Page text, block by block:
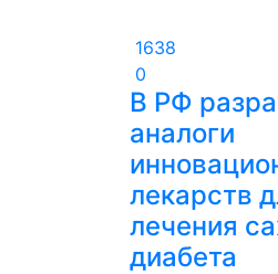
1638
0
В РФ
аналоги
лекарств
лечения
диабета